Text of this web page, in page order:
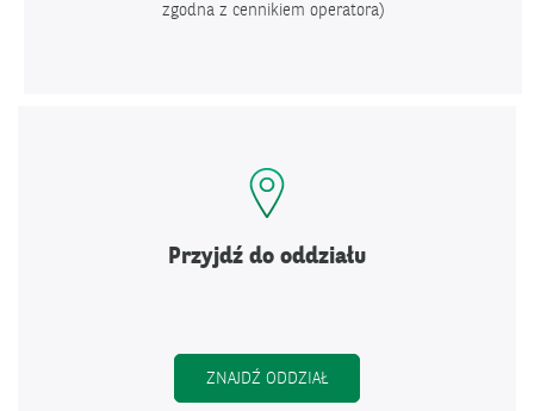
zgodna z cennikiem operatora)
Przyjdź do oddziału
ZNAJDŹ ODDZIAŁ